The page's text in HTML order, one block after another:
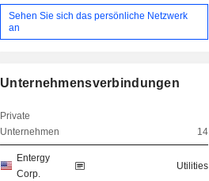
Sehen Sie sich das persönliche Netzwerk
an
Unternehmensverbindungen
Private
Unternehmen
14
Entergy
Corp.
Utilities